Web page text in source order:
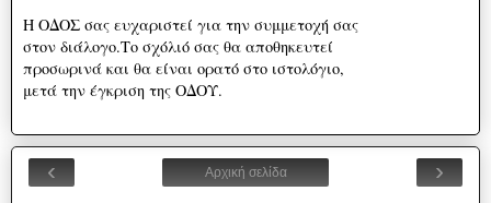
Η ΟΔΟΣ σας ευχαριστεί για την συμμετοχή σας
στον διάλογο.Το σχόλιό σας θα αποθηκευτεί
προσωρινά και θα είναι ορατό στο ιστολόγιο,
μετά την έγκριση της ΟΔΟΥ.
‹ ›
Αρχική σελίδα